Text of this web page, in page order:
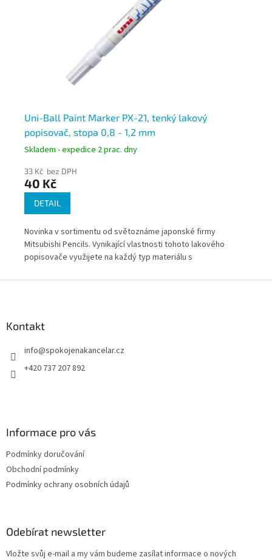
Uni-Ball Paint Marker PX-21, tenký lakový
popisovač, stopa 0,8 - 1,2 mm
Skladem - expedice 2 prac. dny
33 Kč bez DPH
40 Kč
DETAIL
Novinka v sortimentu od světoznáme japonské firmy
Mitsubishi Pencils. Vynikající vlastnosti tohoto lakového
popisovače využijete na každý typ materiálu s
Kontakt
info@spokojenakancelar.cz
+420 737 207 892
Informace pro vás
Podmínky doručování
Obchodní podmínky
Podmínky ochrany osobních údajů
Odebírat newsletter
Vložte svůj e-mail a my vám budeme zasílat informace o nových